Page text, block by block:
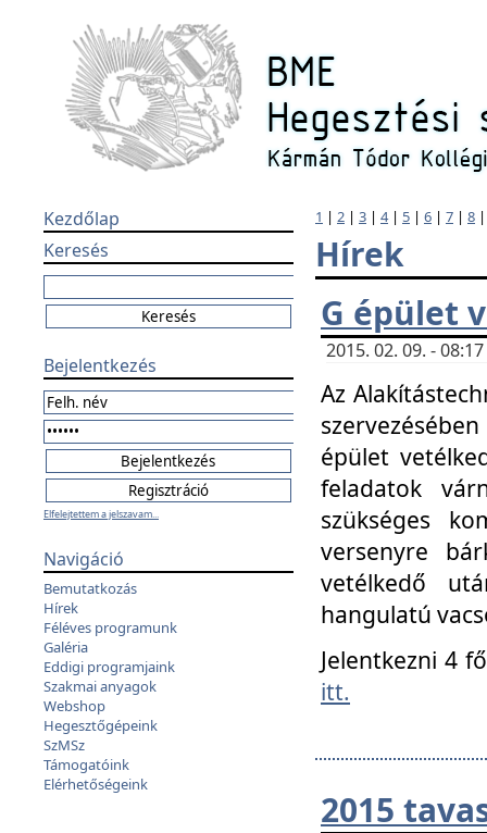
Kezdőlap
Keresés
Bejelentkezés
Elfelejtettem a jelszavam...
Navigáció
Bemutatkozás
Hírek
Féléves programunk
Galéria
Eddigi programjaink
Szakmai anyagok
Webshop
Hegesztőgépeink
SzMSz
Támogatóink
Elérhetőségeink
1 | 2 | 3 | 4| 5 | 6 | 7 | 8
Hírek
G épület
2015. 02. 09. -
Az
épület
feladatok
szükséges
versenyre
vetélkedő
hangulatú
Jelentkezni 4
itt.
2015